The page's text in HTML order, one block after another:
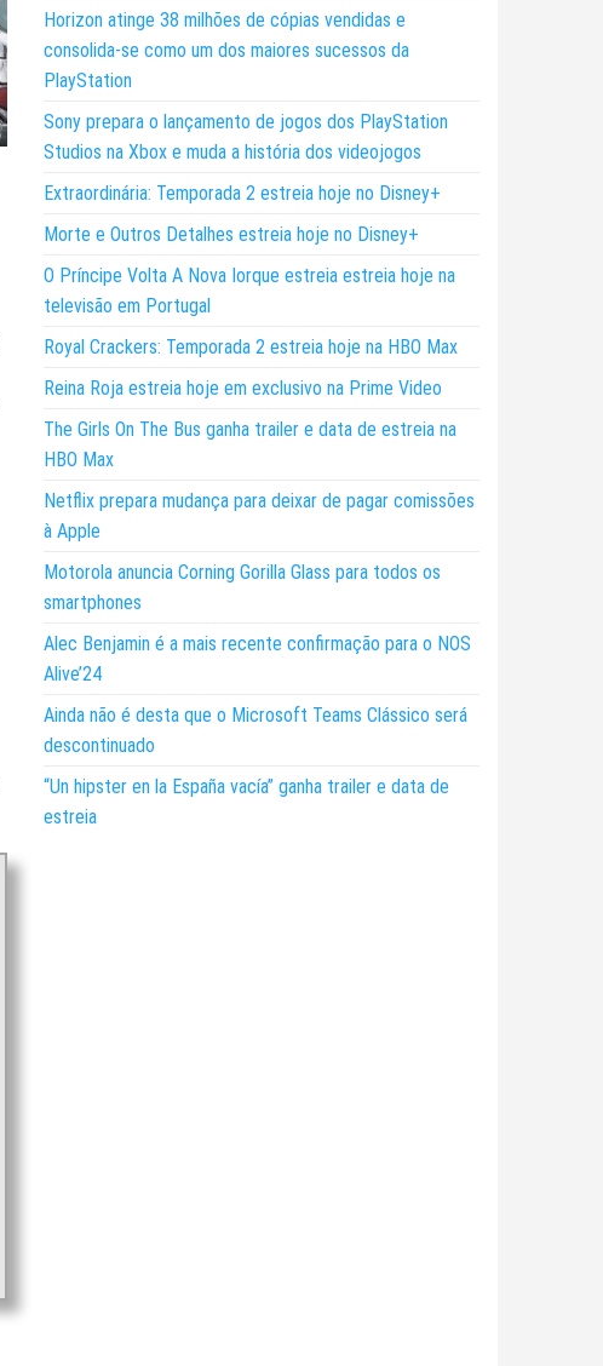
Horizon atinge 38 milhões de cópias vendidas e
consolida-se como um dos maiores sucessos da
PlayStation
Sony prepara o lançamento de jogos dos PlayStation
Studios na Xbox e muda a história dos videojogos
Extraordinária: Temporada 2 estreia hoje no Disney+
Morte e Outros Detalhes estreia hoje no Disney+
O Príncipe Volta A Nova Iorque estreia estreia hoje na
televisão em Portugal
Royal Crackers: Temporada 2 estreia hoje na HBO Max
Reina Roja estreia hoje em exclusivo na Prime Video
The Girls On The Bus ganha trailer e data de estreia na
HBO Max
Netflix prepara mudança para deixar de pagar comissões
à Apple
Motorola anuncia Corning Gorilla Glass para todos os
smartphones
Alec Benjamin é a mais recente confirmação para o NOS
Alive’24
Ainda não é desta que o Microsoft Teams Clássico será
descontinuado
“Un hipster en la España vacía” ganha trailer e data de
estreia